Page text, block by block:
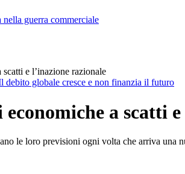
guerra commerciale
e l’inazione razionale
debito globale cresce e non finanzia il futuro
a scatti
le loro previsioni ogni volta che arriva una